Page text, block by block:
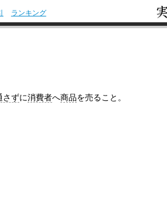
M
ランキング
さずに消費者へ商品を売ること。